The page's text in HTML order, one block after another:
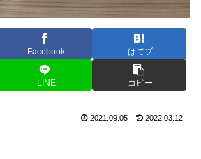
Facebook はてブ
LINE コピー
2021.09.05 2022.03.12